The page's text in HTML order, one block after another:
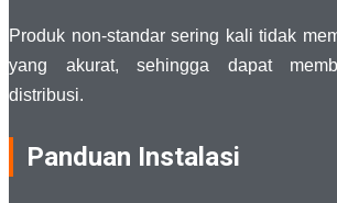
Produk non-standar sering kali tidak
yang akurat, sehingga dapat
distribusi.
Panduan Instalasi